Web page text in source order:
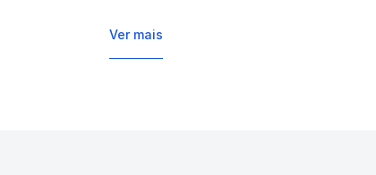
Ver mais